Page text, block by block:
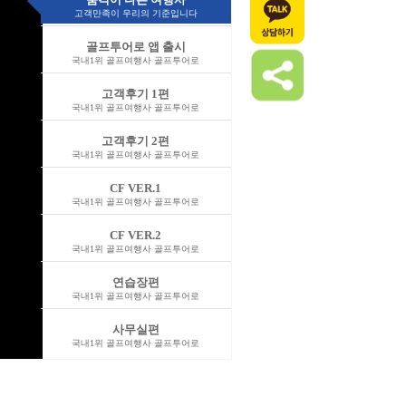
고객만족이 우리의 기준입니다
골프투어로 앱 출시
국내1위 골프여행사 골프투어로
고객후기 1편
국내1위 골프여행사 골프투어로
고객후기 2편
국내1위 골프여행사 골프투어로
CF VER.1
국내1위 골프여행사 골프투어로
CF VER.2
국내1위 골프여행사 골프투어로
연습장편
국내1위 골프여행사 골프투어로
사무실편
국내1위 골프여행사 골프투어로